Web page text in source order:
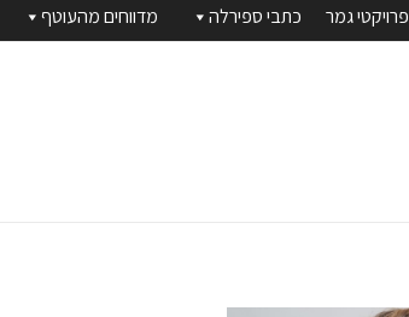
פרויקטי גמר כתבי ספירלה מדווחים מהעוטף